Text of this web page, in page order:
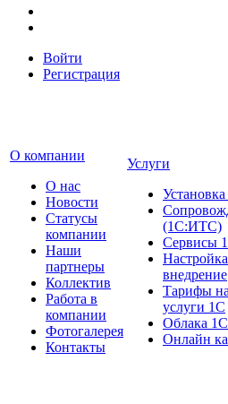
Войти
Регистрация
О компании
О нас
Новости
Cтатусы
компании
Наши
партнеры
Коллектив
Работа в
компании
Фотогалерея
Контакты
Услуги
(1С:ИТС)
Сервисы
внедрение
Тарифы на
услуги 1С
Облака 1С
Онлайн